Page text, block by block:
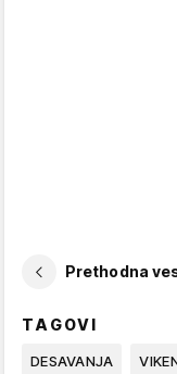
Prethodna
TAGOVI
DESAVANJA